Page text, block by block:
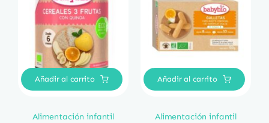
Añadir al carrito
Alimentación infantil
Añadir al carrito
Alimentación infantil